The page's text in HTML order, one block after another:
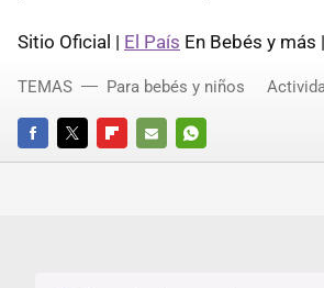
Sitio Oficial | El País En Bebés y más |
FACEBOOKTWITTERFLIPBOARD
E-
WHATSAPP
TEMAS Para bebés y niños